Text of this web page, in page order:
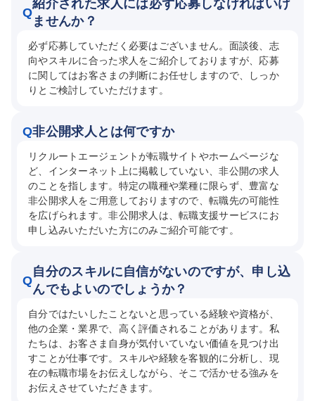
Q
紹介された求人には必ず応募しなければいけ
ませんか？
必ず応募していただく必要はございません。面談後、志
向やスキルに合った求人をご紹介しておりますが、応募
に関してはお客さまの判断にお任せしますので、しっか
りとご検討していただけます。
Q非公開求人とは何ですか
リクルートエージェントが転職サイトやホームページな
ど、インターネット上に掲載していない、非公開の求人
のことを指します。特定の職種や業種に限らず、豊富な
非公開求人をご用意しておりますので、転職先の可能性
を広げられます。非公開求人は、転職支援サービスにお
申し込みいただいた方にのみご紹介可能です。
Q
自分のスキルに自信がないのですが、申し込
んでもよいのでしょうか？
自分ではたいしたことないと思っている経験や資格が、
他の企業・業界で、高く評価されることがあります。私
たちは、お客さま自身が気付いていない価値を見つけ出
すことが仕事です。スキルや経験を客観的に分析し、現
在の転職市場をお伝えしながら、そこで活かせる強みを
お伝えさせていただきます。